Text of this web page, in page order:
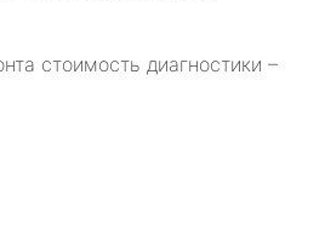
стоимость диагностики –